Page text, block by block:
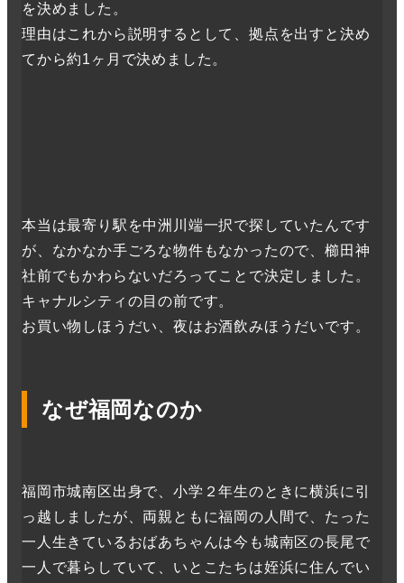
を決めました。
理由はこれから説明するとして、拠点を出すと決め
てから約1ヶ月で決めました。
本当は最寄り駅を中洲川端一択で探していたんです
が、なかなか手ごろな物件もなかったので、櫛田神
社前でもかわらないだろってことで決定しました。
キャナルシティの目の前です。
お買い物しほうだい、夜はお酒飲みほうだいです。
なぜ福岡なのか
福岡市城南区出身で、小学２年生のときに横浜に引
っ越しましたが、両親ともに福岡の人間で、たった
一人生きているおばあちゃんは今も城南区の長尾で
一人で暮らしていて、いとこたちは姪浜に住んでい